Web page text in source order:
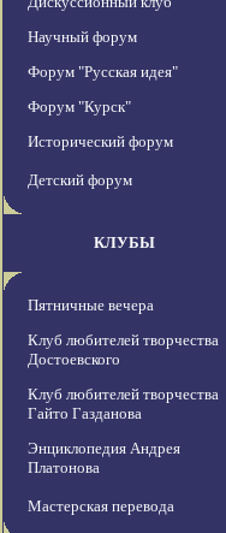
Научный форум
Форум "Русская идея"
Форум "Курск"
Исторический форум
Детский форум
КЛУБЫ
Пятничные вечера
Клуб любителей творчества
Достоевского
Клуб любителей творчества
Гайто Газданова
Энциклопедия Андрея
Платонова
Мастерская перевода